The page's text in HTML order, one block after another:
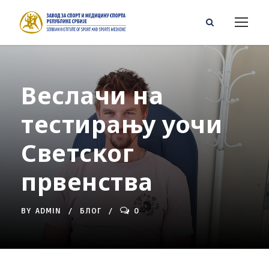
Веслачи на
тестирању уочи
Светског
првенства
BY ADMIN БЛОГ 0